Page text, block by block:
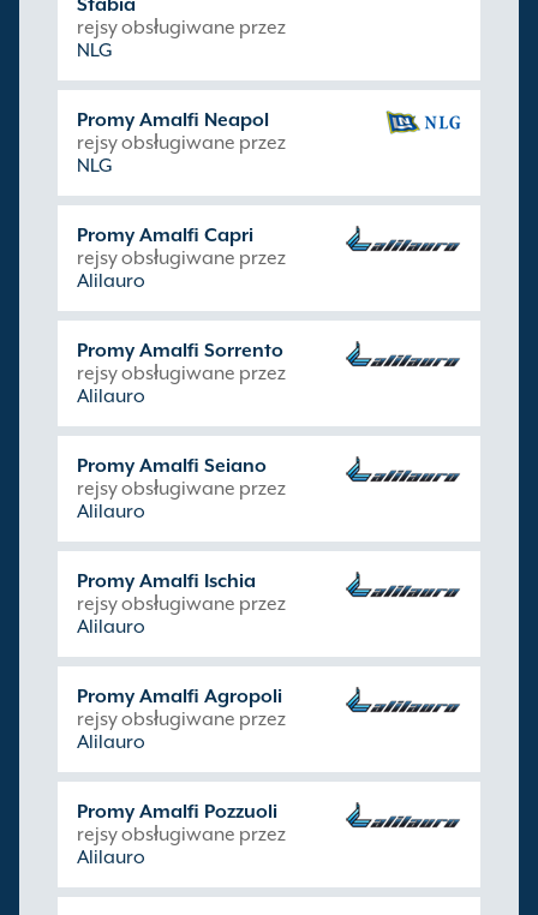
Stabia
rejsy obsługiwane przez
NLG
Promy Amalfi Neapol
rejsy obsługiwane przez
NLG
Promy Amalfi Capri
rejsy obsługiwane przez
Alilauro
Promy Amalfi Sorrento
rejsy obsługiwane przez
Alilauro
Promy Amalfi Seiano
rejsy obsługiwane przez
Alilauro
Promy Amalfi Ischia
rejsy obsługiwane przez
Alilauro
Promy Amalfi Agropoli
rejsy obsługiwane przez
Alilauro
Promy Amalfi Pozzuoli
rejsy obsługiwane przez
Alilauro